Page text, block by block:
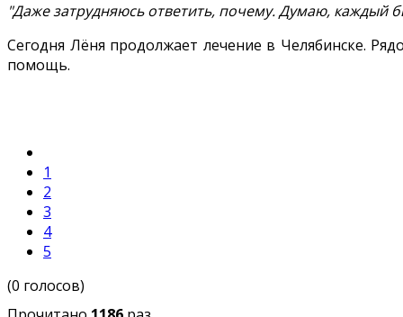
"Даже затрудняюсь ответить, почему. Думаю, каждый
Сегодня Лёня продолжает лечение в Челябинске.
помощь.
1
2
3
4
5
(0 голосов)